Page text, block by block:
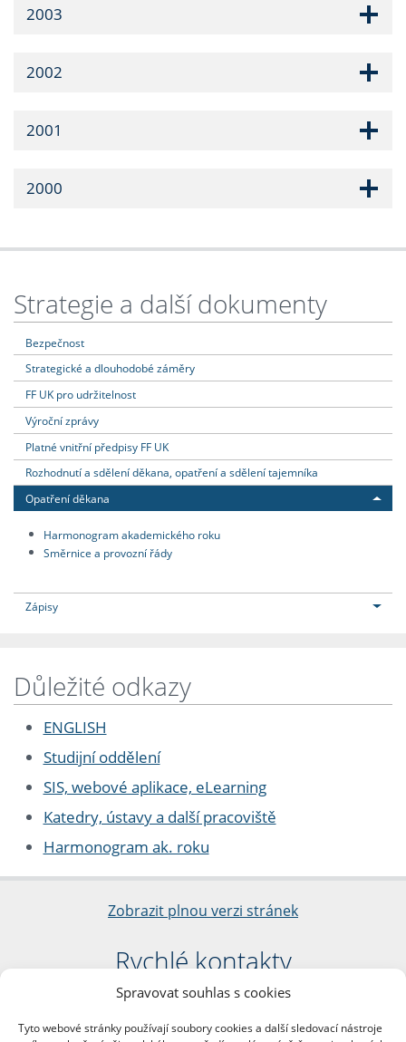
Spravovat souhlas s cookies
Tyto webové stránky používají soubory cookies a další sledovací nástroje
2003
2002
2001
2000
Strategie a další dokumenty
Bezpečnost
Strategické a dlouhodobé záměry
FF UK pro udržitelnost
Výroční zprávy
Platné vnitřní předpisy FF UK
Rozhodnutí a sdělení děkana, opatření a sdělení tajemníka
Opatření děkana
Harmonogram akademického roku
Směrnice a provozní řády
Zápisy
Důležité odkazy
ENGLISH
Studijní oddělení
SIS, webové aplikace, eLearning
Katedry, ústavy a další pracoviště
Harmonogram ak. roku
Zobrazit plnou verzi stránek
Rychlé kontakty
Filozofická fakulta
nám. Jana Palacha 1/2